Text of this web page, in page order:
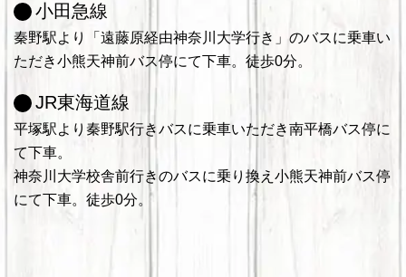
小田急線
秦野駅より「遠藤原経由神奈川大学行き」のバスに乗車い
ただき小熊天神前バス停にて下車。徒歩0分。
JR東海道線
平塚駅より秦野駅行きバスに乗車いただき南平橋バス停に
て下車。
神奈川大学校舎前行きのバスに乗り換え小熊天神前バス停
にて下車。徒歩0分。